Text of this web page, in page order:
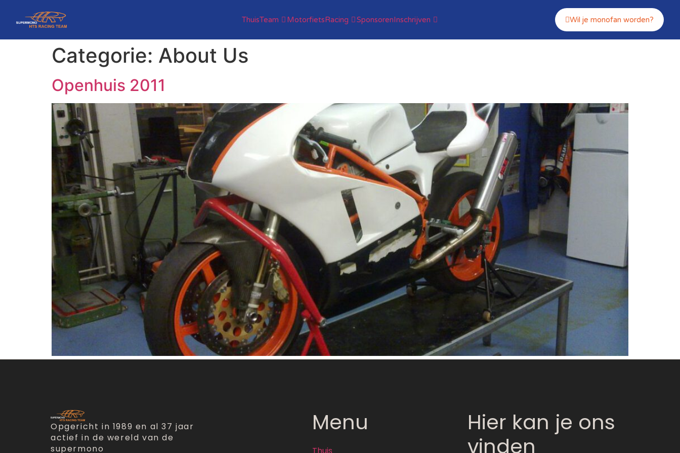
ThuisTeam MotorfietsRacing SponsorenInschrijven Wil je monofan worden?
Categorie: About Us
Openhuis 2011
Opgericht in 1989 en al 37 jaar
actief in de wereld van de
supermono
Menu
Hier kan je ons
vinden